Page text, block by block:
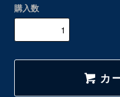
購入数
カ